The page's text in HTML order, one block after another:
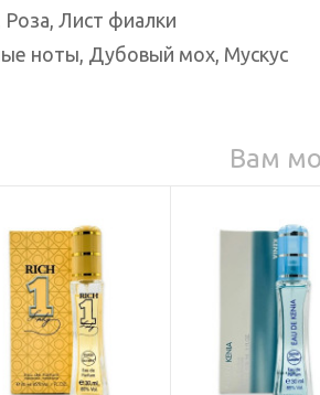
Лист фиалки
ноты, Дубовый мох, Мускус
Вам